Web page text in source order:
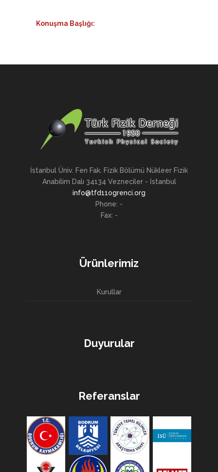
Konuşma Başlığı:
İstanbul Üniv. Fen Fak. Fizik Bölümü Nükleer Fizik
Anabilim Dalı 34134 Vezneciler - İstanbul
info@tfd11ogrenci.org
Phone: -
Fax: -
Ürünlerimiz
Kurullar
Duyurular
Referanslar